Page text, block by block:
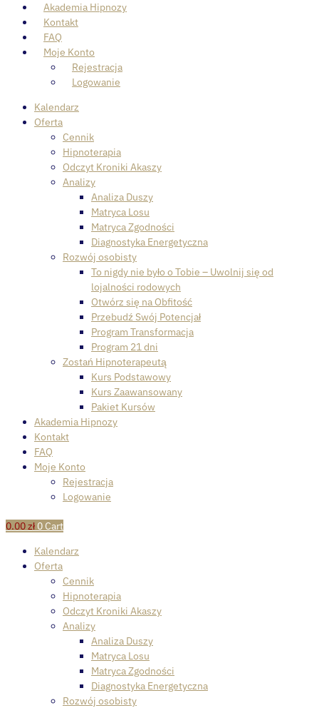
Akademia Hipnozy
Kontakt
FAQ
Moje Konto
Rejestracja
Logowanie
Kalendarz
Oferta
Cennik
Hipnoterapia
Odczyt Kroniki Akaszy
Analizy
Analiza Duszy
Matryca Losu
Matryca Zgodności
Diagnostyka Energetyczna
Rozwój osobisty
To nigdy nie było o Tobie – Uwolnij się od
lojalności rodowych
Otwórz się na Obfitość
Przebudź Swój Potencjał
Program Transformacja
Program 21 dni
Zostań Hipnoterapeutą
Kurs Podstawowy
Kurs Zaawansowany
Pakiet Kursów
Akademia Hipnozy
Kontakt
FAQ
Moje Konto
Rejestracja
Logowanie
0.00zł 0 Cart
Kalendarz
Oferta
Cennik
Hipnoterapia
Odczyt Kroniki Akaszy
Analizy
Analiza Duszy
Matryca Losu
Matryca Zgodności
Diagnostyka Energetyczna
Rozwój osobisty